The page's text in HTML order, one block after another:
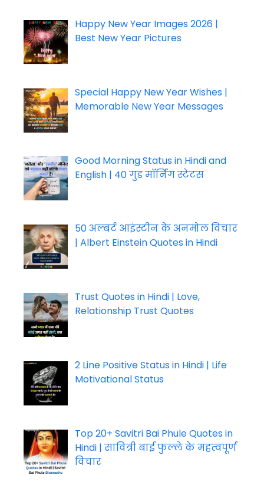
Happy New Year Images 2026 |
Best New Year Pictures
Special Happy New Year Wishes |
Memorable New Year Messages
Good Morning Status in Hindi and
English | 40 गुड मॉर्निंग स्टेटस
50 अल्बर्ट आइंस्टीन के अनमोल विचार
| Albert Einstein Quotes in Hindi
Trust Quotes in Hindi | Love,
Relationship Trust Quotes
2 Line Positive Status in Hindi | Life
Motivational Status
Top 20+ Savitri Bai Phule Quotes in
Hindi | सावित्री बाई फुल्ले के महत्वपूर्ण
विचार